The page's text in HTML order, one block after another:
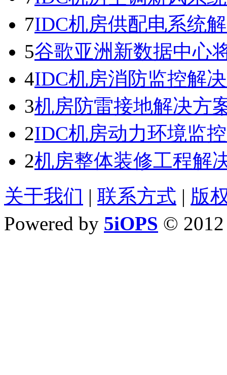
7IDC机房供配电系统
5谷歌亚洲新数据中心
4IDC机房消防监控解
3机房防雷接地解决方
2IDC机房动力环境监
2机房整体装修工程解
关于我们 | 联系方式 | 版
Powered by 5iOPS ©